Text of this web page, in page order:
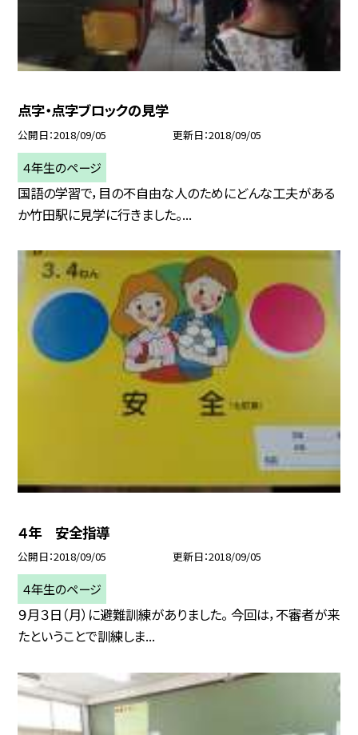
点字・点字ブロックの見学
公開日 2018/09/05 更新日 2018/09/05
４年生のページ
国語の学習で，目の不自由な人のためにどんな工夫がある
か竹田駅に見学に行きました。...
４年 安全指導
公開日 2018/09/05 更新日 2018/09/05
４年生のページ
９月３日（月）に避難訓練がありました。 今回は，不審者が来
たということで訓練しま...